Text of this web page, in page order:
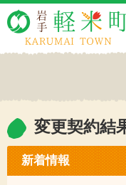
変更契約結
新着情報